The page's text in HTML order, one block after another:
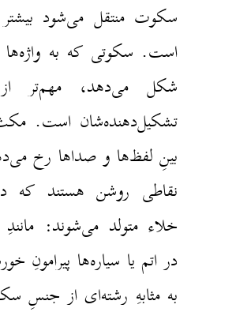
منتقل می‌شود بیشتر از واژه‌ها
سکوتی که به واژه‌ها و جمله‌ها
می‌دهد، مهم‌تر از اصواتِ
است. مکث‌هایی که
لفظ‌ها و صداها رخ می‌دهندْ آبستنِ
روشن هستند که در تاریکیِ
متولد می‌شوند: مانندِ الکترون‌ها
اتم یا سیاره‌ها پیرامونِ خورشید. زبان
مثابهِ رشته‌ای از جنسِ سکوت است